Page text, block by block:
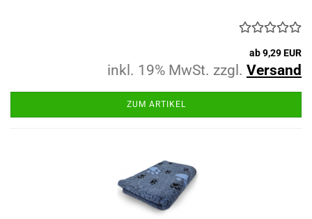
ab 9,29 EUR
inkl. 19% MwSt. zzgl. Versand
ZUM ARTIKEL